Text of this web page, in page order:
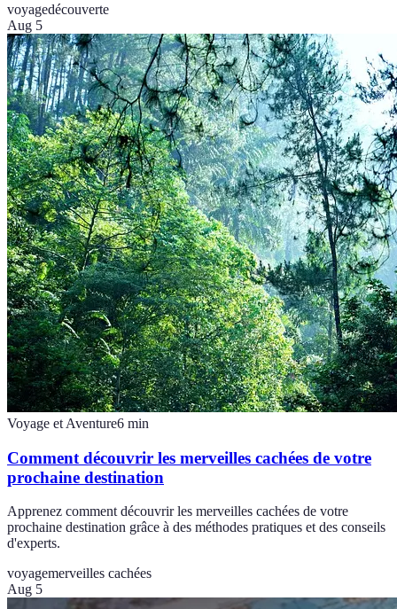
voyagedécouverte
Aug 5
Voyage et Aventure6 min
Comment découvrir les merveilles cachées de votre
prochaine destination
Apprenez comment découvrir les merveilles cachées de votre
prochaine destination grâce à des méthodes pratiques et des conseils
d'experts.
voyagemerveilles cachées
Aug 5